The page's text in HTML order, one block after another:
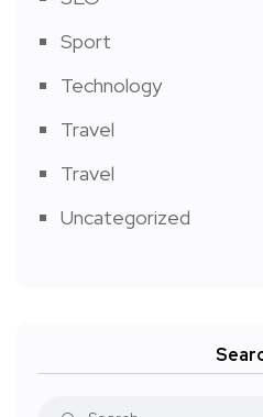
Sport
Technology
Travel
Travel
Uncategorized